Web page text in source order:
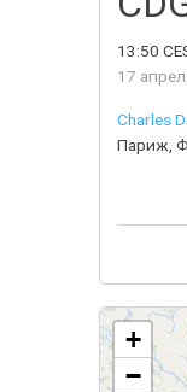
13:50
17
Charles
Париж,
+
−